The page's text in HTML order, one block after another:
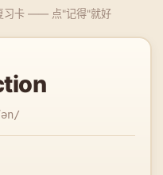
习卡 —— 点"记得"就好